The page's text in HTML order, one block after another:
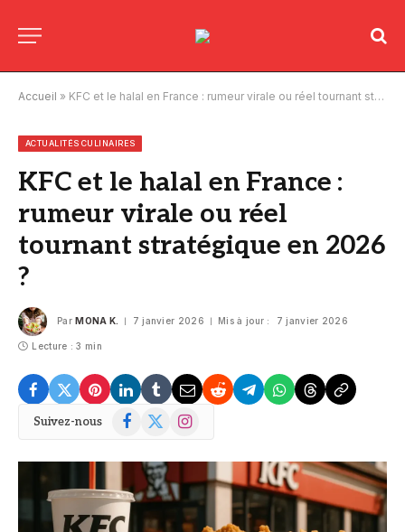
Accueil » KFC et le halal en France : rumeur virale ou réel tournant stratégique en 2026 ?
ACTUALITÉS CULINAIRES
KFC et le halal en France :
rumeur virale ou réel
tournant stratégique en 2026
?
Par MONA K. 7 janvier 2026 Mis à jour : 7 janvier 2026
Lecture : 3 min
Suivez-nous Facebook
X
Instagram